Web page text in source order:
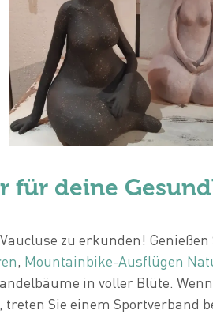
für deine
zu erkunden! Genießen
, Mountainbike-Ausflügen
in voller Blüte.
Sie einem Sportverband